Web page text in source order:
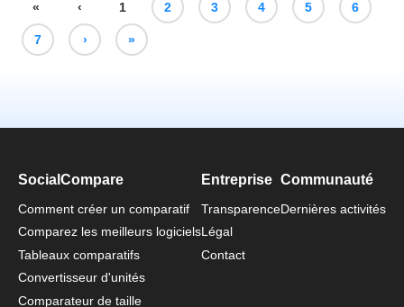
« ‹ 1 2 3 4 5 6
7 › »
SocialCompare
Comment créer un comparatif
Comparez les meilleurs logiciels
Tableaux comparatifs
Convertisseur d'unités
Comparateur de taille
Entreprise
Transparence
Légal
Contact
Communauté
Dernières activités